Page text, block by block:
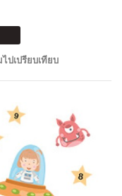
ไปเปรียบเทียบ